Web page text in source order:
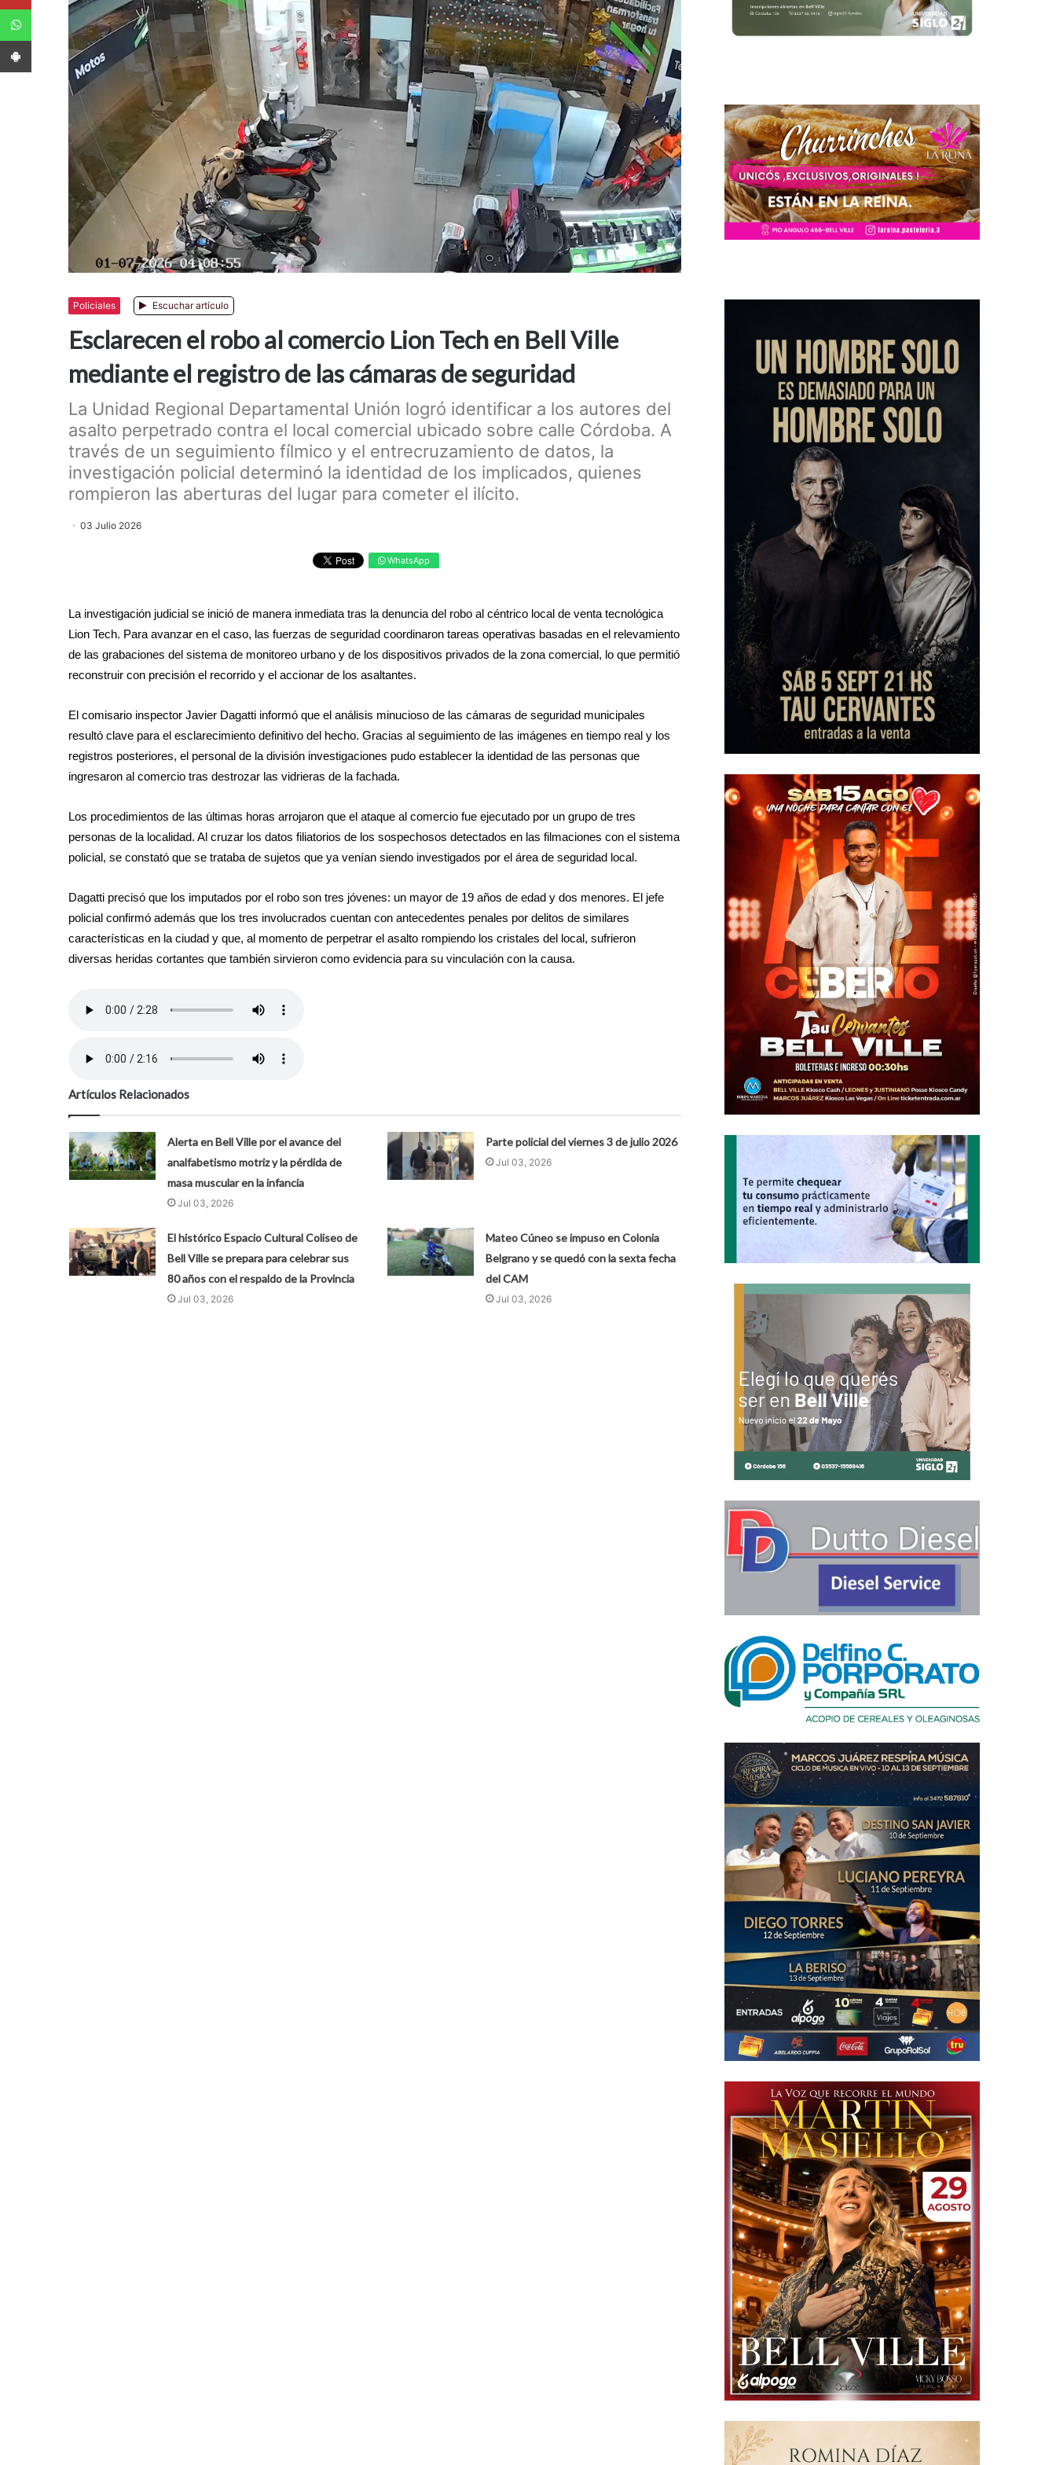
Policiales Escuchar artículo
Esclarecen el robo al comercio Lion Tech en Bell Ville
mediante el registro de las cámaras de seguridad
La Unidad Regional Departamental Unión logró identificar a los autores del
asalto perpetrado contra el local comercial ubicado sobre calle Córdoba. A
través de un seguimiento fílmico y el entrecruzamiento de datos, la
investigación policial determinó la identidad de los implicados, quienes
rompieron las aberturas del lugar para cometer el ilícito.
03 Julio 2026
WhatsApp
La investigación judicial se inició de manera inmediata tras la denuncia del robo al céntrico local de venta tecnológica
Lion Tech. Para avanzar en el caso, las fuerzas de seguridad coordinaron tareas operativas basadas en el relevamiento
de las grabaciones del sistema de monitoreo urbano y de los dispositivos privados de la zona comercial, lo que permitió
reconstruir con precisión el recorrido y el accionar de los asaltantes.
El comisario inspector Javier Dagatti informó que el análisis minucioso de las cámaras de seguridad municipales
resultó clave para el esclarecimiento definitivo del hecho. Gracias al seguimiento de las imágenes en tiempo real y los
registros posteriores, el personal de la división investigaciones pudo establecer la identidad de las personas que
ingresaron al comercio tras destrozar las vidrieras de la fachada.
Los procedimientos de las últimas horas arrojaron que el ataque al comercio fue ejecutado por un grupo de tres
personas de la localidad. Al cruzar los datos filiatorios de los sospechosos detectados en las filmaciones con el sistema
policial, se constató que se trataba de sujetos que ya venían siendo investigados por el área de seguridad local.
Dagatti precisó que los imputados por el robo son tres jóvenes: un mayor de 19 años de edad y dos menores. El jefe
policial confirmó además que los tres involucrados cuentan con antecedentes penales por delitos de similares
características en la ciudad y que, al momento de perpetrar el asalto rompiendo los cristales del local, sufrieron
diversas heridas cortantes que también sirvieron como evidencia para su vinculación con la causa.
Artículos Relacionados
Alerta en Bell Ville por el avance del
analfabetismo motriz y la pérdida de
masa muscular en la infancia
Jul 03, 2026
Parte policial del viernes 3 de julio 2026
Jul 03, 2026
El histórico Espacio Cultural Coliseo de
Bell Ville se prepara para celebrar sus
80 años con el respaldo de la Provincia
Jul 03, 2026
Mateo Cúneo se impuso en Colonia
Belgrano y se quedó con la sexta fecha
del CAM
Jul 03, 2026
WhatsApp
App Android